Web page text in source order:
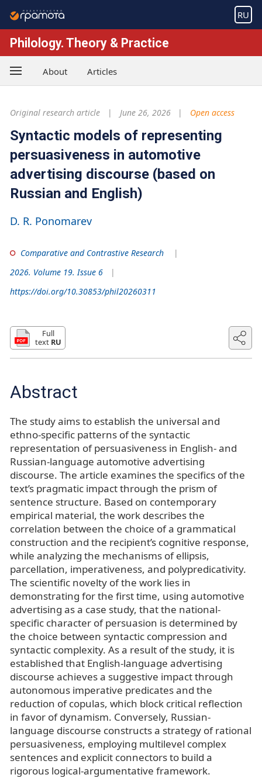
RU
Philology. Theory & Practice
About Articles
Original research article June 26, 2026 Open access
Syntactic models of representing
persuasiveness in automotive
advertising discourse (based on
Russian and English)
D. R. Ponomarev
Comparative and Contrastive Research
2026. Volume 19. Issue 6
https://doi.org/10.30853/phil20260311
Full
text RU
Abstract
The study aims to establish the universal and
ethno-specific patterns of the syntactic
representation of persuasiveness in English- and
Russian-language automotive advertising
discourse. The article examines the specifics of the
text’s pragmatic impact through the prism of
sentence structure. Based on contemporary
empirical material, the work describes the
correlation between the choice of a grammatical
construction and the recipient’s cognitive response,
while analyzing the mechanisms of ellipsis,
parcellation, imperativeness, and polypredicativity.
The scientific novelty of the work lies in
demonstrating for the first time, using automotive
advertising as a case study, that the national-
specific character of persuasion is determined by
the choice between syntactic compression and
syntactic complexity. As a result of the study, it is
established that English-language advertising
discourse achieves a suggestive impact through
autonomous imperative predicates and the
reduction of copulas, which block critical reflection
in favor of dynamism. Conversely, Russian-
language discourse constructs a strategy of rational
persuasiveness, employing multilevel complex
sentences and explicit connectors to build a
rigorous logical-argumentative framework.